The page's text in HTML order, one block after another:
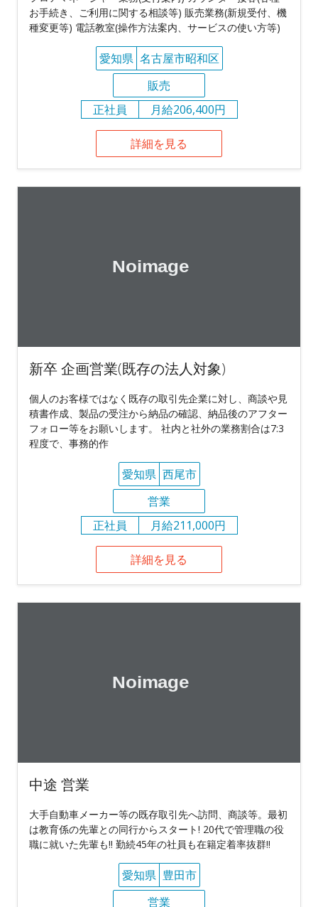
お手続き、ご利用に関する相談等) 販売業務(新規受付、機
種変更等) 電話教室(操作方法案内、サービスの使い方等)
愛知県 名古屋市昭和区
販売
正社員
月給206,400円
詳細を見る
新卒 企画営業(既存の法人対象)
個人のお客様ではなく既存の取引先企業に対し、商談や見
積書作成、製品の受注から納品の確認、納品後のアフター
フォロー等をお願いします。 社内と社外の業務割合は7:3
程度で、事務的作
愛知県 西尾市
営業
正社員
月給211,000円
詳細を見る
中途 営業
大手自動車メーカー等の既存取引先へ訪問、商談等。最初
は教育係の先輩との同行からスタート! 20代で管理職の役
職に就いた先輩も!! 勤続45年の社員も在籍定着率抜群!!
愛知県 豊田市
営業